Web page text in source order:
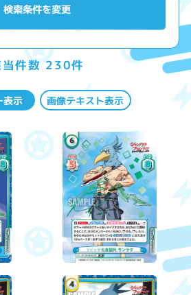
検索条件を変更
当件数 230件
表示 画像テキスト表示